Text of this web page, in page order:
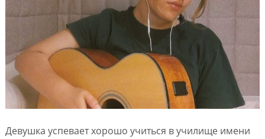
Девушка успевает хорошо учиться в училище имени